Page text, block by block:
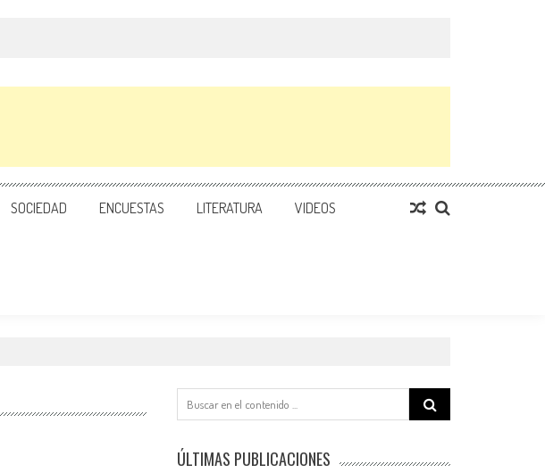
SOCIEDAD ENCUESTAS LITERATURA VIDEOS
Search
for:
ÚLTIMAS PUBLICACIONES